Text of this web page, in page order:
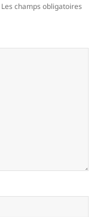
Les champs obligatoires